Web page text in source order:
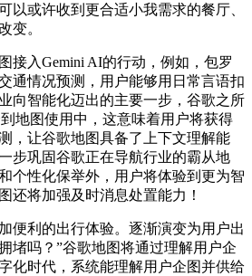
以或许收到更合适小我需求的餐厅、
变。
入Gemini AI的行动，例如，包罗
通情况预测，用户能够用日常言语扣
向智能化迈出的主要一步，谷歌之所
地图使用中，这意味着用户将获得
，让谷歌地图具备了上下文理解能
步巩固谷歌正在导航行业的霸从地
个性化保举外，用户将体验到更为智
还将加强及时消息处置能力！
利的出行体验。逐渐演变为用户出
堵吗？”谷歌地图将通过理解用户企
化时代，系统能理解用户企图并供给